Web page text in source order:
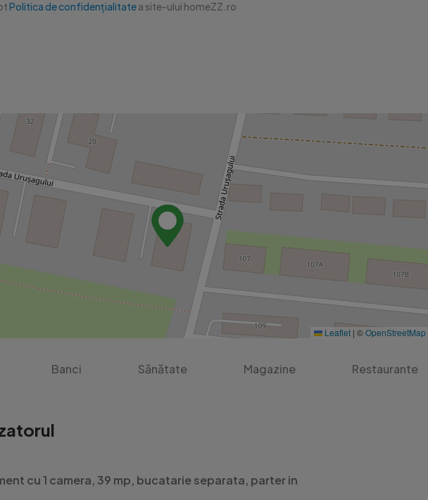
Politica de confidențialitatea site-ului homeZZ.ro
Leaflet | ©OpenStreetMap
Banci Sănătate Magazine Restaurante
cu 1 camera, 39 mp, bucatarie separata, parter in